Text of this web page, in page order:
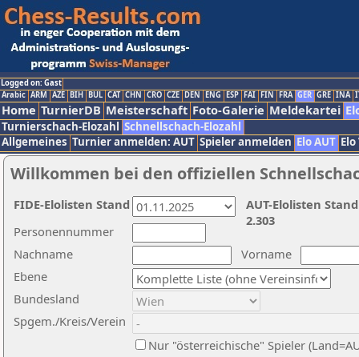
Logged on: Gast
Arabic ARM AZE BIH BUL CAT CHN CRO CZE DEN ENG ESP FAI FIN FRA GER GRE INA
Home TurnierDB Meisterschaft Foto-Galerie Meldekartei
Turnierschach-Elozahl Schnellschach-Elozahl
Allgemeines Turnier anmelden: AUT Spieler anmelden Elo AUT
Willkommen bei den offiziellen
Nachname
Vorname
Ebene
Personennummer
Bundesland
Spgem./Kreis/Verein
Nur "österreichische" Spieler
AUT-Elolisten
2.303
FIDE-Elolisten Stand